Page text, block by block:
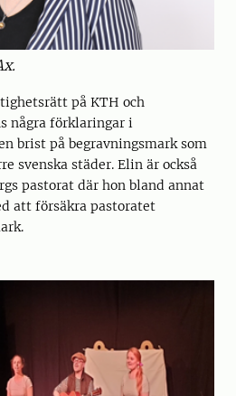
på KTH och
några förklaringar i
brist på begravningsmark som
svenska städer. Elin är också
pastorat där hon bland annat
att försäkra pastoratet